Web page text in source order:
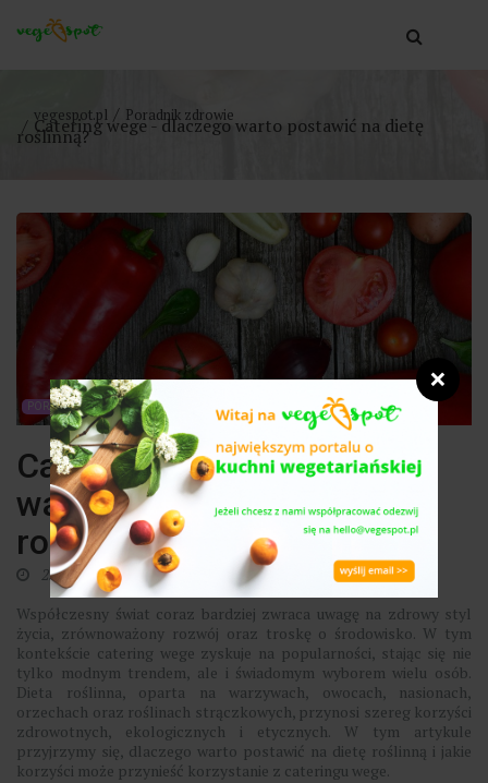
vegespot.pl Poradnik zdrowie
Catering wege - dlaczego warto postawić na dietę
roślinną?
PORADNIK ZDROWIE
Catering wege - dlaczego
warto postawić na dietę
roślinną?
23 sierpnia 2024
Współczesny świat coraz bardziej zwraca uwagę na zdrowy styl
życia, zrównoważony rozwój oraz troskę o środowisko. W tym
kontekście catering wege zyskuje na popularności, stając się nie
tylko modnym trendem, ale i świadomym wyborem wielu osób.
Dieta roślinna, oparta na warzywach, owocach, nasionach,
orzechach oraz roślinach strączkowych, przynosi szereg korzyści
zdrowotnych, ekologicznych i etycznych. W tym artykule
przyjrzymy się, dlaczego warto postawić na dietę roślinną i jakie
korzyści może przynieść korzystanie z cateringu wege.
❌